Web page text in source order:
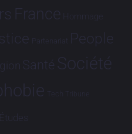
France Hommage
Partenariat People
Santé Société
Tech Tribune
Études